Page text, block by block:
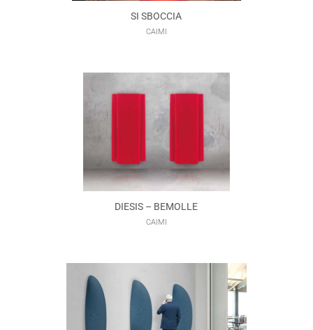
SI SBOCCIA
CAIMI
DIESIS – BEMOLLE
CAIMI